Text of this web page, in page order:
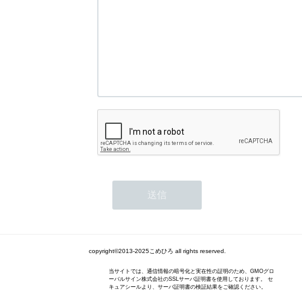
copyright©2013-2025こめひろ all rights reserved.
当サイトでは、通信情報の暗号化と実在性の証明のため、GMOグロ
ーバルサイン株式会社のSSLサーバ証明書を使用しております。 セ
キュアシールより、サーバ証明書の検証結果をご確認ください。